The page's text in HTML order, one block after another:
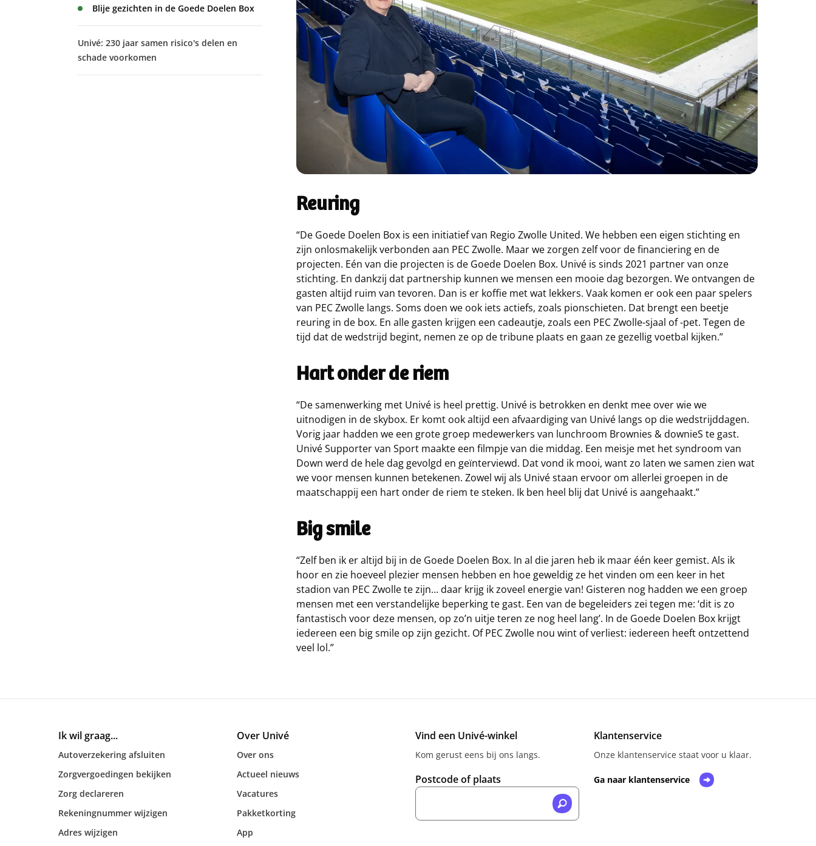
Blije gezichten in de Goede Doelen Box
Univé: 230 jaar samen risico's delen en
schade voorkomen
Reuring
“De Goede Doelen Box is een initiatief van Regio Zwolle United. We hebben een eigen stichting en
zijn onlosmakelijk verbonden aan PEC Zwolle. Maar we zorgen zelf voor de financiering en de
projecten. Eén van die projecten is de Goede Doelen Box. Univé is sinds 2021 partner van onze
stichting. En dankzij dat partnership kunnen we mensen een mooie dag bezorgen. We ontvangen de
gasten altijd ruim van tevoren. Dan is er koffie met wat lekkers. Vaak komen er ook een paar spelers
van PEC Zwolle langs. Soms doen we ook iets actiefs, zoals pionschieten. Dat brengt een beetje
reuring in de box. En alle gasten krijgen een cadeautje, zoals een PEC Zwolle-sjaal of -pet. Tegen de
tijd dat de wedstrijd begint, nemen ze op de tribune plaats en gaan ze gezellig voetbal kijken.”
Hart onder de riem
“De samenwerking met Univé is heel prettig. Univé is betrokken en denkt mee over wie we
uitnodigen in de skybox. Er komt ook altijd een afvaardiging van Univé langs op die wedstrijddagen.
Vorig jaar hadden we een grote groep medewerkers van lunchroom Brownies & downieS te gast.
Univé Supporter van Sport maakte een filmpje van die middag. Een meisje met het syndroom van
Down werd de hele dag gevolgd en geïnterviewd. Dat vond ik mooi, want zo laten we samen zien wat
we voor mensen kunnen betekenen. Zowel wij als Univé staan ervoor om allerlei groepen in de
maatschappij een hart onder de riem te steken. Ik ben heel blij dat Univé is aangehaakt.”
Big smile
“Zelf ben ik er altijd bij in de Goede Doelen Box. In al die jaren heb ik maar één keer gemist. Als ik
hoor en zie hoeveel plezier mensen hebben en hoe geweldig ze het vinden om een keer in het
stadion van PEC Zwolle te zijn… daar krijg ik zoveel energie van! Gisteren nog hadden we een groep
mensen met een verstandelijke beperking te gast. Een van de begeleiders zei tegen me: ‘dit is zo
fantastisch voor deze mensen, op zo’n uitje teren ze nog heel lang’. In de Goede Doelen Box krijgt
iedereen een big smile op zijn gezicht. Of PEC Zwolle nou wint of verliest: iedereen heeft ontzettend
veel lol.”
Ik wil graag...
Autoverzekering afsluiten
Zorgvergoedingen bekijken
Zorg declareren
Rekeningnummer wijzigen
Adres wijzigen
Over Univé
Over ons
Actueel nieuws
Vacatures
Pakketkorting
App
Vind een Univé-winkel
Kom gerust eens bij ons langs.
Postcode of plaats
Klantenservice
Onze klantenservice staat voor u klaar.
Ga naar klantenservice